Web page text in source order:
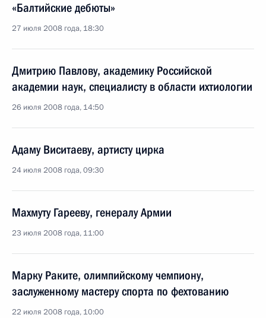
«Балтийские дебюты»
27 июля 2008 года, 18:30
Дмитрию Павлову, академику Российской
академии наук, специалисту в области ихтиологии
26 июля 2008 года, 14:50
Адаму Виситаеву, артисту цирка
24 июля 2008 года, 09:30
Махмуту Гарееву, генералу Армии
23 июля 2008 года, 11:00
Марку Раките, олимпийскому чемпиону,
заслуженному мастеру спорта по фехтованию
22 июля 2008 года, 10:00